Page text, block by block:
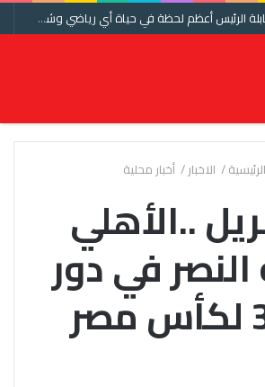
محمد حشيش : مقابلة الرئيس أعظم لحظة في حياة أي رياضي وشكرا اتحاد الكرة ومنتخب مصر
الرئيسية/ الاخبار/ أخبار محلية
أبريل ..الأهلي
في دور